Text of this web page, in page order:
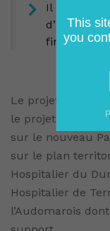
Il
Le projet de
le projet médical,
sur le nouveau
sur le plan
Hospitalier du
Hospitalier de
l’Audomarois
This
you